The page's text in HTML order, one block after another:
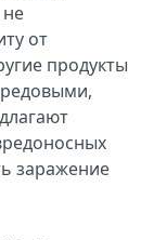
от
продукты
заражение